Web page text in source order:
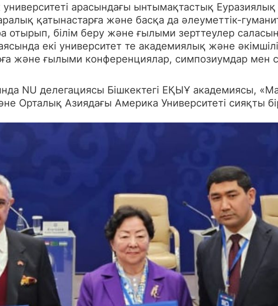
арасындағы ынтымақтастық
қатынастарға және басқа да әлеуметтік-
отырып, білім беру және ғылыми зерттеулер
екі университет те академиялық және
және ғылыми конференциялар, симпозиумдар мен
NU делегациясы Бішкектегі ЕҚЫҰ академиясы,
Орталық Азиядағы Америка Университеті сияқты